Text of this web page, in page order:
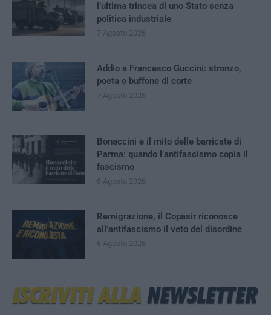
l’ultima trincea di uno Stato senza
politica industriale
7 Agosto 2026
Addio a Francesco Guccini: stronzo,
poeta e buffone di corte
7 Agosto 2026
Bonaccini e il mito delle barricate di
Parma: quando l’antifascismo copia il
fascismo
6 Agosto 2026
Remigrazione, il Copasir riconosce
all’antifascismo il veto del disordine
6 Agosto 2026